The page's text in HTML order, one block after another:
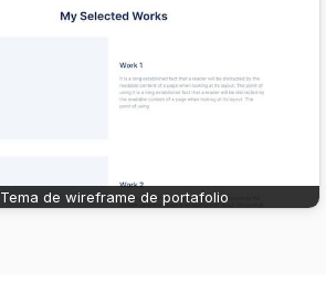
Tema de wireframe de portafolio